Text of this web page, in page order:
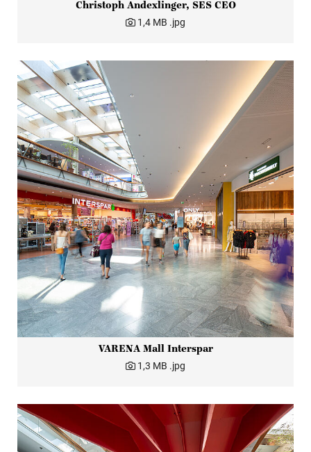
Christoph Andexlinger, SES CEO
1,4 MB .jpg
VARENA Mall Interspar
1,3 MB .jpg